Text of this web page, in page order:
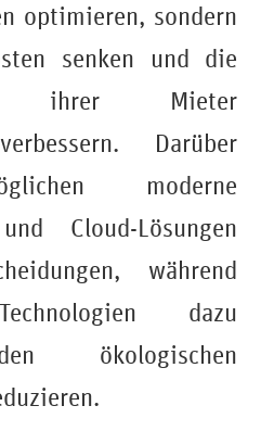
optimieren, sondern
senken und die
ihrer Mieter
Darüber
moderne
Cloud-Lösungen
während
dazu
ökologischen